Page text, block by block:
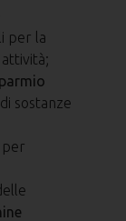
per la
sostanze
per